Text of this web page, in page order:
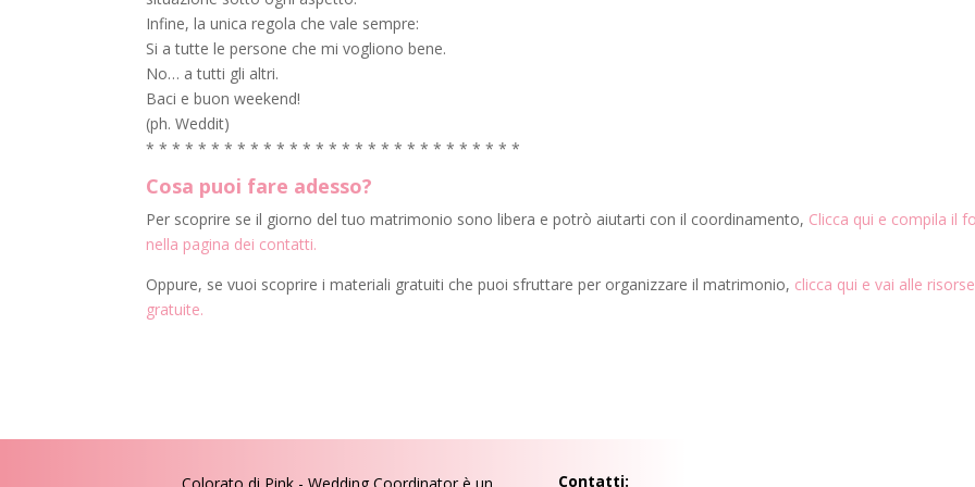
Infine, la unica regola che vale sempre:
Si a tutte le persone che mi vogliono bene.
No… a tutti gli altri.
Baci e buon weekend!
(ph. Weddit)
* * * * * * * * * * * * * * * * * * * * * * * * * * * * *
Cosa puoi fare adesso?
Per scoprire se il giorno del tuo matrimonio sono libera e potrò aiutarti con il coordinamento, Clicca qui e compila il
nella pagina dei contatti.
Oppure, se vuoi scoprire i materiali gratuiti che puoi sfruttare per organizzare il matrimonio, clicca qui e vai alle risorse
gratuite.
Contatti: